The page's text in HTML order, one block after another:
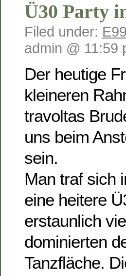
Ü30 Party
Filed under:
admin @ 11:59
Der heutige
kleineren
travoltas
uns beim
sein.
Man traf sich
eine heitere
erstaunlich
dominierten
Tanzfläche.